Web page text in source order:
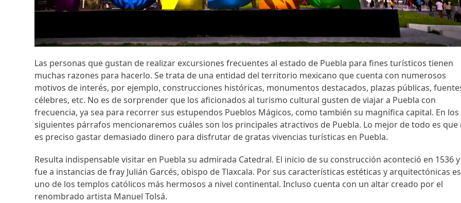
Las personas que gustan de realizar excursiones frecuentes al estado de Puebla para fines turísticos tienen
muchas razones para hacerlo. Se trata de una entidad del territorio mexicano que cuenta con numerosos
motivos de interés, por ejemplo, construcciones históricas, monumentos destacados, plazas públicas,
célebres, etc. No es de sorprender que los aficionados al turismo cultural gusten de viajar a Puebla con
frecuencia, ya sea para recorrer sus estupendos Pueblos Mágicos, como también su magnífica capital. En los
siguientes párrafos mencionaremos cuáles son los principales atractivos de Puebla. Lo mejor de todo es que
es preciso gastar demasiado dinero para disfrutar de gratas vivencias turísticas en Puebla.
Resulta indispensable visitar en Puebla su admirada Catedral. El inicio de su construcción aconteció en 1536 y
fue a instancias de fray Julián Garcés, obispo de Tlaxcala. Por sus características estéticas y arquitectónicas es
uno de los templos católicos más hermosos a nivel continental. Incluso cuenta con un altar creado por el
renombrado artista Manuel Tolsá.